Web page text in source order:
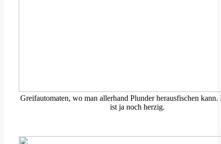
Greifautomaten, wo man allerhand Plunder herausfischen kann.
ist ja noch herzig.